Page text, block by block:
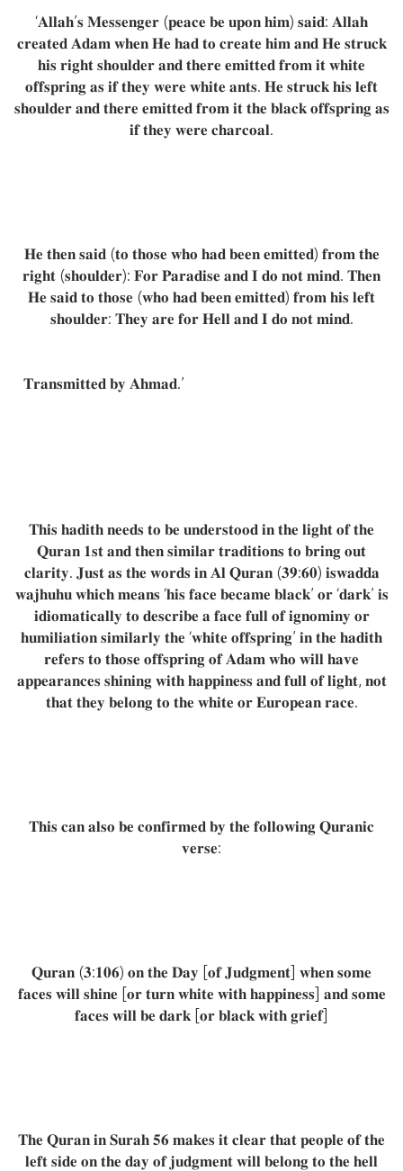
‘𝐀𝐥𝐥𝐚𝐡’𝐬 𝐌𝐞𝐬𝐬𝐞𝐧𝐠𝐞𝐫 (𝐩𝐞𝐚𝐜𝐞 𝐛𝐞 𝐮𝐩𝐨𝐧 𝐡𝐢𝐦) 𝐬𝐚𝐢𝐝: 𝐀𝐥𝐥𝐚𝐡
𝐜𝐫𝐞𝐚𝐭𝐞𝐝 𝐀𝐝𝐚𝐦 𝐰𝐡𝐞𝐧 𝐇𝐞 𝐡𝐚𝐝 𝐭𝐨 𝐜𝐫𝐞𝐚𝐭𝐞 𝐡𝐢𝐦 𝐚𝐧𝐝 𝐇𝐞 𝐬𝐭𝐫𝐮𝐜𝐤
𝐡𝐢𝐬 𝐫𝐢𝐠𝐡𝐭 𝐬𝐡𝐨𝐮𝐥𝐝𝐞𝐫 𝐚𝐧𝐝 𝐭𝐡𝐞𝐫𝐞 𝐞𝐦𝐢𝐭𝐭𝐞𝐝 𝐟𝐫𝐨𝐦 𝐢𝐭 𝐰𝐡𝐢𝐭𝐞
𝐨𝐟𝐟𝐬𝐩𝐫𝐢𝐧𝐠 𝐚𝐬 𝐢𝐟 𝐭𝐡𝐞𝐲 𝐰𝐞𝐫𝐞 𝐰𝐡𝐢𝐭𝐞 𝐚𝐧𝐭𝐬. 𝐇𝐞 𝐬𝐭𝐫𝐮𝐜𝐤 𝐡𝐢𝐬 𝐥𝐞𝐟𝐭
𝐬𝐡𝐨𝐮𝐥𝐝𝐞𝐫 𝐚𝐧𝐝 𝐭𝐡𝐞𝐫𝐞 𝐞𝐦𝐢𝐭𝐭𝐞𝐝 𝐟𝐫𝐨𝐦 𝐢𝐭 𝐭𝐡𝐞 𝐛𝐥𝐚𝐜𝐤 𝐨𝐟𝐟𝐬𝐩𝐫𝐢𝐧𝐠 𝐚𝐬
𝐢𝐟 𝐭𝐡𝐞𝐲 𝐰𝐞𝐫𝐞 𝐜𝐡𝐚𝐫𝐜𝐨𝐚𝐥.
𝐇𝐞 𝐭𝐡𝐞𝐧 𝐬𝐚𝐢𝐝 (𝐭𝐨 𝐭𝐡𝐨𝐬𝐞 𝐰𝐡𝐨 𝐡𝐚𝐝 𝐛𝐞𝐞𝐧 𝐞𝐦𝐢𝐭𝐭𝐞𝐝) 𝐟𝐫𝐨𝐦 𝐭𝐡𝐞
𝐫𝐢𝐠𝐡𝐭 (𝐬𝐡𝐨𝐮𝐥𝐝𝐞𝐫): 𝐅𝐨𝐫 𝐏𝐚𝐫𝐚𝐝𝐢𝐬𝐞 𝐚𝐧𝐝 𝐈 𝐝𝐨 𝐧𝐨𝐭 𝐦𝐢𝐧𝐝. 𝐓𝐡𝐞𝐧
𝐇𝐞 𝐬𝐚𝐢𝐝 𝐭𝐨 𝐭𝐡𝐨𝐬𝐞 (𝐰𝐡𝐨 𝐡𝐚𝐝 𝐛𝐞𝐞𝐧 𝐞𝐦𝐢𝐭𝐭𝐞𝐝) 𝐟𝐫𝐨𝐦 𝐡𝐢𝐬 𝐥𝐞𝐟𝐭
𝐬𝐡𝐨𝐮𝐥𝐝𝐞𝐫: 𝐓𝐡𝐞𝐲 𝐚𝐫𝐞 𝐟𝐨𝐫 𝐇𝐞𝐥𝐥 𝐚𝐧𝐝 𝐈 𝐝𝐨 𝐧𝐨𝐭 𝐦𝐢𝐧𝐝.
𝐓𝐫𝐚𝐧𝐬𝐦𝐢𝐭𝐭𝐞𝐝 𝐛𝐲 𝐀𝐡𝐦𝐚𝐝.’
𝐓𝐡𝐢𝐬 𝐡𝐚𝐝𝐢𝐭𝐡 𝐧𝐞𝐞𝐝𝐬 𝐭𝐨 𝐛𝐞 𝐮𝐧𝐝𝐞𝐫𝐬𝐭𝐨𝐨𝐝 𝐢𝐧 𝐭𝐡𝐞 𝐥𝐢𝐠𝐡𝐭 𝐨𝐟 𝐭𝐡𝐞
𝐐𝐮𝐫𝐚𝐧 𝟏𝐬𝐭 𝐚𝐧𝐝 𝐭𝐡𝐞𝐧 𝐬𝐢𝐦𝐢𝐥𝐚𝐫 𝐭𝐫𝐚𝐝𝐢𝐭𝐢𝐨𝐧𝐬 𝐭𝐨 𝐛𝐫𝐢𝐧𝐠 𝐨𝐮𝐭
𝐜𝐥𝐚𝐫𝐢𝐭𝐲. 𝐉𝐮𝐬𝐭 𝐚𝐬 𝐭𝐡𝐞 𝐰𝐨𝐫𝐝𝐬 𝐢𝐧 𝐀𝐥 𝐐𝐮𝐫𝐚𝐧 (𝟑𝟗:𝟔𝟎) 𝐢𝐬𝐰𝐚𝐝𝐝𝐚
𝐰𝐚𝐣𝐡𝐮𝐡𝐮 𝐰𝐡𝐢𝐜𝐡 𝐦𝐞𝐚𝐧𝐬 ‘𝐡𝐢𝐬 𝐟𝐚𝐜𝐞 𝐛𝐞𝐜𝐚𝐦𝐞 𝐛𝐥𝐚𝐜𝐤’ 𝐨𝐫 ‘𝐝𝐚𝐫𝐤’ 𝐢𝐬
𝐢𝐝𝐢𝐨𝐦𝐚𝐭𝐢𝐜𝐚𝐥𝐥𝐲 𝐭𝐨 𝐝𝐞𝐬𝐜𝐫𝐢𝐛𝐞 𝐚 𝐟𝐚𝐜𝐞 𝐟𝐮𝐥𝐥 𝐨𝐟 𝐢𝐠𝐧𝐨𝐦𝐢𝐧𝐲 𝐨𝐫
𝐡𝐮𝐦𝐢𝐥𝐢𝐚𝐭𝐢𝐨𝐧 𝐬𝐢𝐦𝐢𝐥𝐚𝐫𝐥𝐲 𝐭𝐡𝐞 ‘𝐰𝐡𝐢𝐭𝐞 𝐨𝐟𝐟𝐬𝐩𝐫𝐢𝐧𝐠’ 𝐢𝐧 𝐭𝐡𝐞 𝐡𝐚𝐝𝐢𝐭𝐡
𝐫𝐞𝐟𝐞𝐫𝐬 𝐭𝐨 𝐭𝐡𝐨𝐬𝐞 𝐨𝐟𝐟𝐬𝐩𝐫𝐢𝐧𝐠 𝐨𝐟 𝐀𝐝𝐚𝐦 𝐰𝐡𝐨 𝐰𝐢𝐥𝐥 𝐡𝐚𝐯𝐞
𝐚𝐩𝐩𝐞𝐚𝐫𝐚𝐧𝐜𝐞𝐬 𝐬𝐡𝐢𝐧𝐢𝐧𝐠 𝐰𝐢𝐭𝐡 𝐡𝐚𝐩𝐩𝐢𝐧𝐞𝐬𝐬 𝐚𝐧𝐝 𝐟𝐮𝐥𝐥 𝐨𝐟 𝐥𝐢𝐠𝐡𝐭, 𝐧𝐨𝐭
𝐭𝐡𝐚𝐭 𝐭𝐡𝐞𝐲 𝐛𝐞𝐥𝐨𝐧𝐠 𝐭𝐨 𝐭𝐡𝐞 𝐰𝐡𝐢𝐭𝐞 𝐨𝐫 𝐄𝐮𝐫𝐨𝐩𝐞𝐚𝐧 𝐫𝐚𝐜𝐞.
𝐓𝐡𝐢𝐬 𝐜𝐚𝐧 𝐚𝐥𝐬𝐨 𝐛𝐞 𝐜𝐨𝐧𝐟𝐢𝐫𝐦𝐞𝐝 𝐛𝐲 𝐭𝐡𝐞 𝐟𝐨𝐥𝐥𝐨𝐰𝐢𝐧𝐠 𝐐𝐮𝐫𝐚𝐧𝐢𝐜
𝐯𝐞𝐫𝐬𝐞:
𝐐𝐮𝐫𝐚𝐧 (𝟑:𝟏𝟎𝟔) 𝐨𝐧 𝐭𝐡𝐞 𝐃𝐚𝐲 [𝐨𝐟 𝐉𝐮𝐝𝐠𝐦𝐞𝐧𝐭] 𝐰𝐡𝐞𝐧 𝐬𝐨𝐦𝐞
𝐟𝐚𝐜𝐞𝐬 𝐰𝐢𝐥𝐥 𝐬𝐡𝐢𝐧𝐞 [𝐨𝐫 𝐭𝐮𝐫𝐧 𝐰𝐡𝐢𝐭𝐞 𝐰𝐢𝐭𝐡 𝐡𝐚𝐩𝐩𝐢𝐧𝐞𝐬𝐬] 𝐚𝐧𝐝 𝐬𝐨𝐦𝐞
𝐟𝐚𝐜𝐞𝐬 𝐰𝐢𝐥𝐥 𝐛𝐞 𝐝𝐚𝐫𝐤 [𝐨𝐫 𝐛𝐥𝐚𝐜𝐤 𝐰𝐢𝐭𝐡 𝐠𝐫𝐢𝐞𝐟]
𝐓𝐡𝐞 𝐐𝐮𝐫𝐚𝐧 𝐢𝐧 𝐒𝐮𝐫𝐚𝐡 𝟓𝟔 𝐦𝐚𝐤𝐞𝐬 𝐢𝐭 𝐜𝐥𝐞𝐚𝐫 𝐭𝐡𝐚𝐭 𝐩𝐞𝐨𝐩𝐥𝐞 𝐨𝐟 𝐭𝐡𝐞
𝐥𝐞𝐟𝐭 𝐬𝐢𝐝𝐞 𝐨𝐧 𝐭𝐡𝐞 𝐝𝐚𝐲 𝐨𝐟 𝐣𝐮𝐝𝐠𝐦𝐞𝐧𝐭 𝐰𝐢𝐥𝐥 𝐛𝐞𝐥𝐨𝐧𝐠 𝐭𝐨 𝐭𝐡𝐞 𝐡𝐞𝐥𝐥